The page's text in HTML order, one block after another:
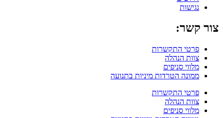
נגישות
צור קשר:
פרטי התקשרות
צוות הנהלה
מלווי סניפים
ממונה הטרדות מיניות בתנועה
פרטי התקשרות
צוות הנהלה
מלווי סניפים